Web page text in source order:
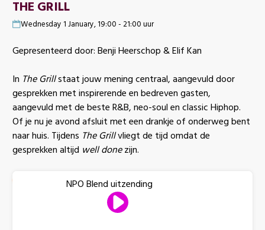
THE GRILL
Wednesday 1 January, 19:00 - 21:00 uur
Gepresenteerd door: Benji Heerschop & Elif Kan
In The Grillstaat jouw mening centraal, aangevuld door
gesprekken met inspirerende en bedreven gasten,
aangevuld met de beste R&B, neo-soul en classic Hiphop.
Of je nu je avond afsluit met een drankje of onderweg bent
naar huis. Tijdens The Grillvliegt de tijd omdat de
gesprekken altijd well donezijn.
NPO Blend uitzending